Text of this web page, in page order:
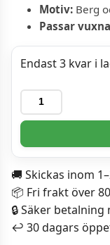
Motiv: Berg
Passar
Endast 3 kvar i
Castorland
Pussel
Luftballonger
i
Cappadocia,
Turkiet
2000
🚚 Skickas inom
📦 Fri frakt över
🔒 Säker
↩️ 30 dagars